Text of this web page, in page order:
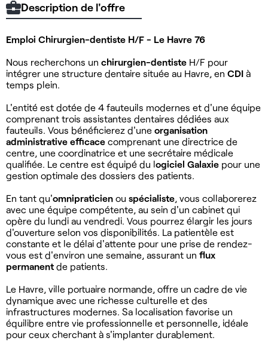
Description de l'offre
Emploi Chirurgien-dentiste H/F - Le Havre 76
Nous recherchons un chirurgien-dentiste H/F pour
intégrer une structure dentaire située au Havre, en CDI à
temps plein.
L'entité est dotée de 4 fauteuils modernes et d'une équipe
comprenant trois assistantes dentaires dédiées aux
fauteuils. Vous bénéficierez d'une organisation
administrative efficace comprenant une directrice de
centre, une coordinatrice et une secrétaire médicale
qualifiée. Le centre est équipé du logiciel Galaxie pour une
gestion optimale des dossiers des patients.
En tant qu'omnipraticien ou spécialiste , vous collaborerez
avec une équipe compétente, au sein d'un cabinet qui
opère du lundi au vendredi. Vous pourrez élargir les jours
d'ouverture selon vos disponibilités. La patientèle est
constante et le délai d'attente pour une prise de rendez-
vous est d'environ une semaine, assurant un flux
permanent de patients.
Le Havre, ville portuaire normande, offre un cadre de vie
dynamique avec une richesse culturelle et des
infrastructures modernes. Sa localisation favorise un
équilibre entre vie professionnelle et personnelle, idéale
pour ceux cherchant à s'implanter durablement.